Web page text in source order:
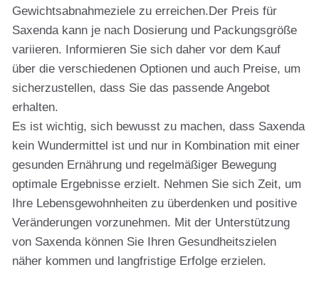
Gewichtsabnahmeziele zu erreichen.Der Preis für
Saxenda kann je nach Dosierung und Packungsgröße
variieren. Informieren Sie sich daher vor dem Kauf
über die verschiedenen Optionen und auch Preise, um
sicherzustellen, dass Sie das passende Angebot
erhalten.
Es ist wichtig, sich bewusst zu machen, dass Saxenda
kein Wundermittel ist und nur in Kombination mit einer
gesunden Ernährung und regelmäßiger Bewegung
optimale Ergebnisse erzielt. Nehmen Sie sich Zeit, um
Ihre Lebensgewohnheiten zu überdenken und positive
Veränderungen vorzunehmen. Mit der Unterstützung
von Saxenda können Sie Ihren Gesundheitszielen
näher kommen und langfristige Erfolge erzielen.